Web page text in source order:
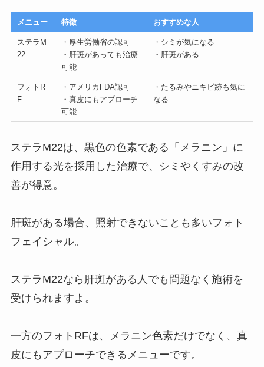
メニュー 特徴 おすすめな人
ステラM
22
・厚生労働省の認可
・肝斑があっても治療
可能
・シミが気になる
・肝斑がある
フォトR
F
・アメリカFDA認可
・真皮にもアプローチ
可能
・たるみやニキビ跡も気に
なる
ステラM22は、黒色の色素である「メラニン」に
作用する光を採用した治療で、シミやくすみの改
善が得意。
肝斑がある場合、照射できないことも多いフォト
フェイシャル。
ステラM22なら肝斑がある人でも問題なく施術を
受けられますよ。
一方のフォトRFは、メラニン色素だけでなく、真
皮にもアプローチできるメニューです。